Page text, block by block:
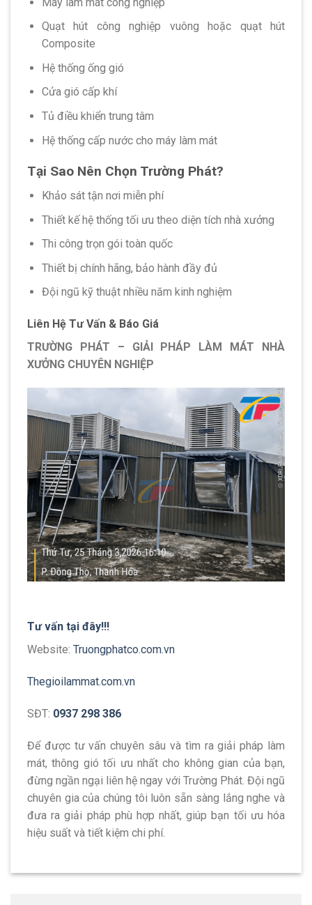
Quạt hút công nghiệp vuông hoặc quạt hút
Composite
Hệ thống ống gió
Cửa gió cấp khí
Tủ điều khiển trung tâm
Hệ thống cấp nước cho máy làm mát
Tại Sao Nên Chọn Trường Phát?
Khảo sát tận nơi miễn phí
Thiết kế hệ thống tối ưu theo diện tích nhà xưởng
Thi công trọn gói toàn quốc
Thiết bị chính hãng, bảo hành đầy đủ
Đội ngũ kỹ thuật nhiều năm kinh nghiệm
Liên Hệ Tư Vấn & Báo Giá
TRƯỜNG PHÁT – GIẢI PHÁP LÀM MÁT NHÀ
XƯỞNG CHUYÊN NGHIỆP
Tư vấn tại đây!!!
Website: Truongphatco.com.vn
Thegioilammat.com.vn
SĐT: 0937 298 386
Để được tư vấn chuyên sâu và tìm ra giải pháp làm
mát, thông gió tối ưu nhất cho không gian của bạn,
đừng ngần ngại liên hệ ngay với Trường Phát. Đội ngũ
chuyên gia của chúng tôi luôn sẵn sàng lắng nghe và
đưa ra giải pháp phù hợp nhất, giúp bạn tối ưu hóa
hiệu suất và tiết kiệm chi phí.